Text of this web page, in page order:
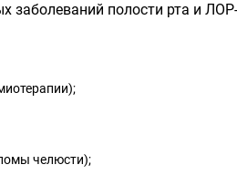
полости рта и
челюсти);